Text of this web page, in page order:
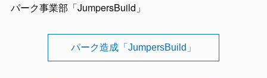
パーク事業部「JumpersBuild」
パーク造成「JumpersBuild」